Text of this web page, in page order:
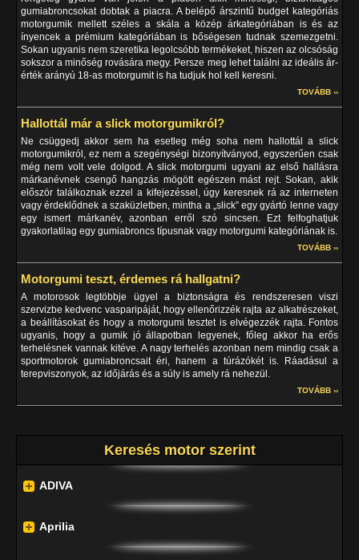
gumiabroncsokat dobtak a piacra. A belépő árszintű budget kategóriás
motorgumik mellett széles a skála a közép árkategóriában is és az
ínyencek a prémium kategóriában is bőségesen tudnak szemezgetni.
Sokan ugyanis nem szeretika legolcsóbb termékeket, hiszen az olcsóság
sokszor a minőség rovására megy. Persze meg lehet találni az ideális ár-
érték arányú 18-as motorgumit is ha tudjuk hol kell keresni.
TOVÁBB ››
Hallottál már a slick motorgumikról?
Ne csüggedj akkor sem ha esetleg még soha nem hallottál a slick
motorgumikról, ez nem a szegénységi bizonyítványod, egyszerűen csak
még nem volt vele dolgod. A slick motorgumi ugyani az első hallásra
márkanévnek csengő hangzás mögött egészen mást rejt. Sokan, akik
először találkoznak ezzel a kifejezéssel, úgy keresnek rá az interneten
vagy érdeklődnek a szaküzletben, mintha a „slick” egy gyártó lenne vagy
egy ismert márkanév, azonban erről szó sincsen. Ezt felfoghatjuk
gyakorlatilag egy gumiabroncs típusnak vagy motorgumi kategóriának is.
TOVÁBB ››
Motorgumi teszt, érdemes rá hallgatni?
A motorosok legtöbbje ügyel a biztonságra és rendszeresen viszi
szervizbe kedvenc vasparipáját, hogy ellenőrizzék rajta az alkatrészeket,
a beállításokat és hogy a motorgumi tesztet is elvégezzék rajta. Fontos
ugyanis, hogy a gumik jó állapotban legyenek, főleg akkor ha erős
terhelésnek vannak kitéve. A nagy terhelés azonban nem mindig csak a
sportmotorok gumiabroncsait éri, hanem a túrázókét is. Ráadásul a
terepviszonyok, az időjárás és a súly is amely rá nehezül.
TOVÁBB ››
Keresés motor szerint
ADIVA
Aprilia